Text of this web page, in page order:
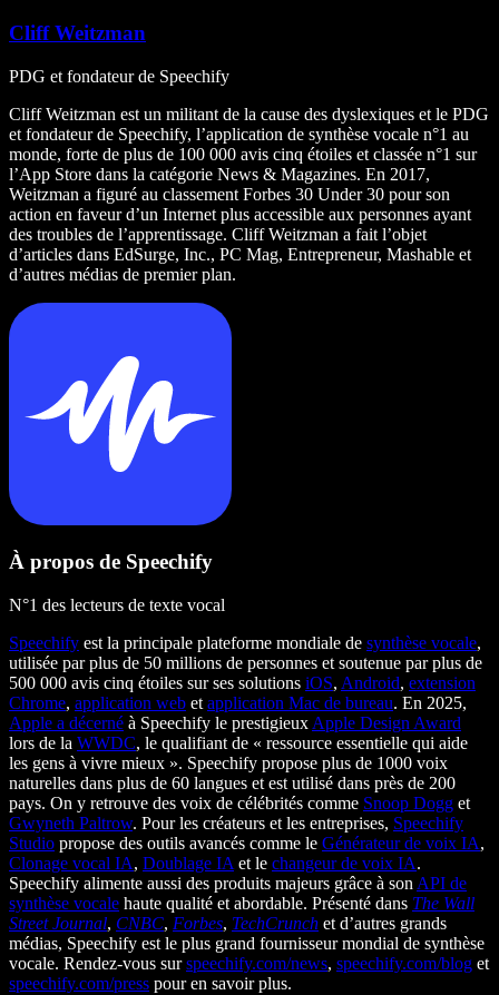
Cliff Weitzman
PDG et fondateur de Speechify
Cliff Weitzman est un militant de la cause des dyslexiques et le PDG
et fondateur de Speechify, l’application de synthèse vocale n°1 au
monde, forte de plus de 100 000 avis cinq étoiles et classée n°1 sur
l’App Store dans la catégorie News & Magazines. En 2017,
Weitzman a figuré au classement Forbes 30 Under 30 pour son
action en faveur d’un Internet plus accessible aux personnes ayant
des troubles de l’apprentissage. Cliff Weitzman a fait l’objet
d’articles dans EdSurge, Inc., PC Mag, Entrepreneur, Mashable et
d’autres médias de premier plan.
À propos de Speechify
N°1 des lecteurs de texte vocal
Speechify est la principale plateforme mondiale de synthèse vocale,
utilisée par plus de 50 millions de personnes et soutenue par plus de
500 000 avis cinq étoiles sur ses solutions iOS, Android, extension
Chrome, application web et application Mac de bureau. En 2025,
Apple a décerné à Speechify le prestigieux Apple Design Award
lors de la WWDC, le qualifiant de « ressource essentielle qui aide
les gens à vivre mieux ». Speechify propose plus de 1000 voix
naturelles dans plus de 60 langues et est utilisé dans près de 200
pays. On y retrouve des voix de célébrités comme Snoop Dogg et
Gwyneth Paltrow. Pour les créateurs et les entreprises, Speechify
Studio propose des outils avancés comme le Générateur de voix IA,
Clonage vocal IA, Doublage IA et le changeur de voix IA.
Speechify alimente aussi des produits majeurs grâce à son API de
synthèse vocale haute qualité et abordable. Présenté dans The Wall
Street Journal, CNBC, Forbes, TechCrunch et d’autres grands
médias, Speechify est le plus grand fournisseur mondial de synthèse
vocale. Rendez-vous surspeechify.com/news, speechify.com/blog et
speechify.com/press pour en savoir plus.